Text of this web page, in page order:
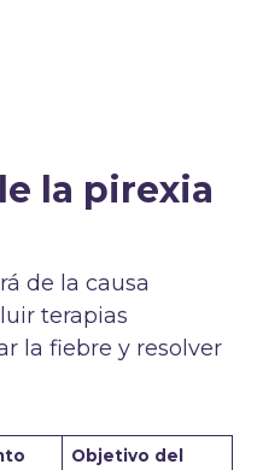
la pirexia
de la causa
terapias
la fiebre y resolver
Objetivo del